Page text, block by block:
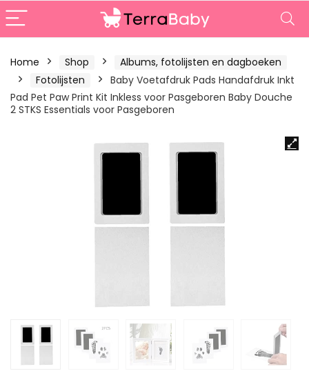
Home Shop
Albums, fotolijsten en dagboeken
Fotolijsten
Baby Voetafdruk Pads Handafdruk Inkt
Pad Pet Paw Print Kit Inkless voor Pasgeboren Baby Douche
2 STKS Essentials voor Pasgeboren